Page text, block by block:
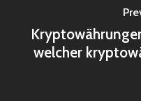
welcher